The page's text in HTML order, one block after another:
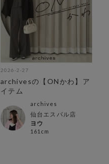
2026-2-27
archivesの【ONかわ】ア
イテム
archives
仙台エスパル店
ヨウ
161cm